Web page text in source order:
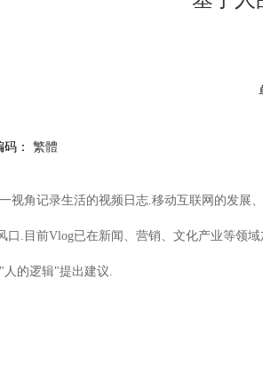
码： 繁體
视角记录生活的视频日志.移动互联网的发展
口.目前Vlog已在新闻、营销、文化产业等领
的逻辑"提出建议.